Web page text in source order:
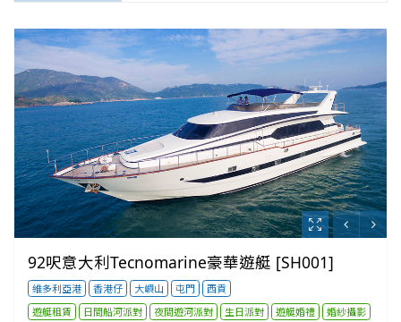
92呎意大利Tecnomarine豪華遊艇 [SH001]
維多利亞港 香港仔 大嶼山 屯門
西貢
遊艇租賃
日間船河派對 夜間遊河派對 生日派對 遊艇婚禮
婚紗攝影